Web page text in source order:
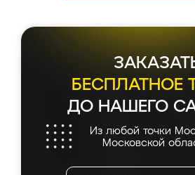
БЕСПЛАТНОЕ
ДО НАШЕГО
Из любой точки
Московской